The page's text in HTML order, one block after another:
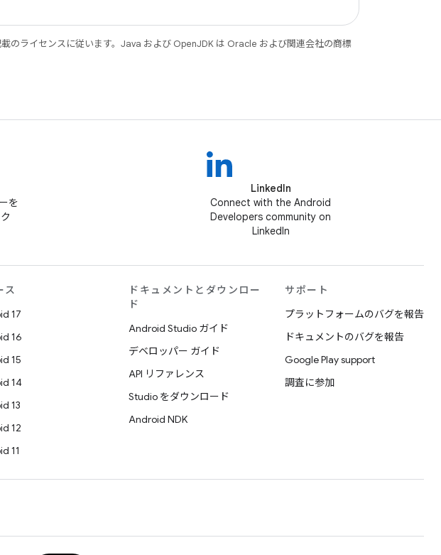
載のライセンスに従います。Java および OpenJDK は Oracle および関連会社の商標
を
LinkedIn
Connect with the Android
Developers community on
LinkedIn
ス
17
16
15
14
13
12
11
ドキュメントとダウンロー
ド
Android Studio ガイド
デベロッパー ガイド
API リファレンス
Studio をダウンロード
Android NDK
サポート
プラットフォームのバグを報告
ドキュメントのバグを報告
Google Play support
調査に参加